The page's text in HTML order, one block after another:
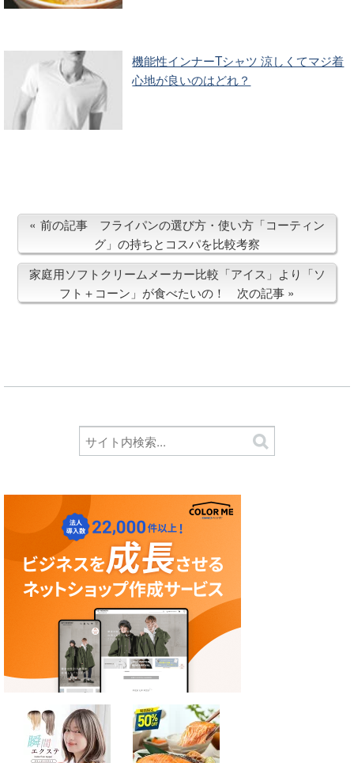
機能性インナーTシャツ 涼しくてマジ着
心地が良いのはどれ？
前の記事 フライパンの選び方・使い方「コーティン
グ」の持ちとコスパを比較考察
家庭用ソフトクリームメーカー比較「アイス」より「ソ
フト＋コーン」が食べたいの！ 次の記事